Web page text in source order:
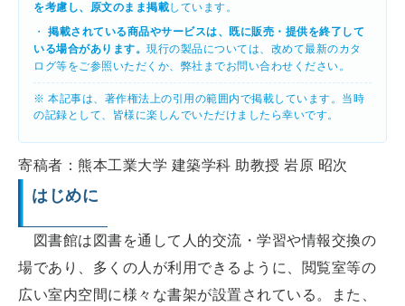
を考慮し、原文のまま掲載しています。
・ 掲載されている商品やサービスは、既に販売・提供を終了して
いる場合があります。 現行の製品については、改めて最新のカタ
ログ等をご参照いただくか、弊社までお問い合わせください。
※ 本記事は、著作権法上の引用の範囲内で掲載しています。当時
の記録として、皆様に楽しんでいただけましたら幸いです。
寄稿者：熊本工業大学 建築学科 助教授 岩原 昭次
はじめに
図書館は図書を通して人的交流・学習や情報交換の
場であり、多くの人が利用できるように、閲覧室等の
広い室内空間に様々な書架が設置されている。また、